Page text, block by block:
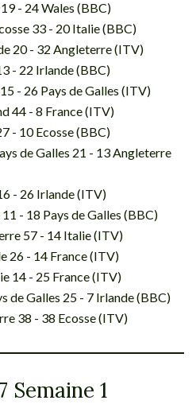
- 24 Wales (BBC)
33 - 20 Italie (BBC)
20 - 32 Angleterre (ITV)
- 22 Irlande (BBC)
- 26 Pays de Galles (ITV)
44 - 8 France (ITV)
- 10 Ecosse (BBC)
de Galles 21 - 13 Angleterre
- 26 Irlande (ITV)
- 18 Pays de Galles (BBC)
57 - 14 Italie (ITV)
26 - 14 France (ITV)
14 - 25 France (ITV)
de Galles 25 - 7 Irlande (BBC)
38 - 38 Ecosse (ITV)
Semaine 1